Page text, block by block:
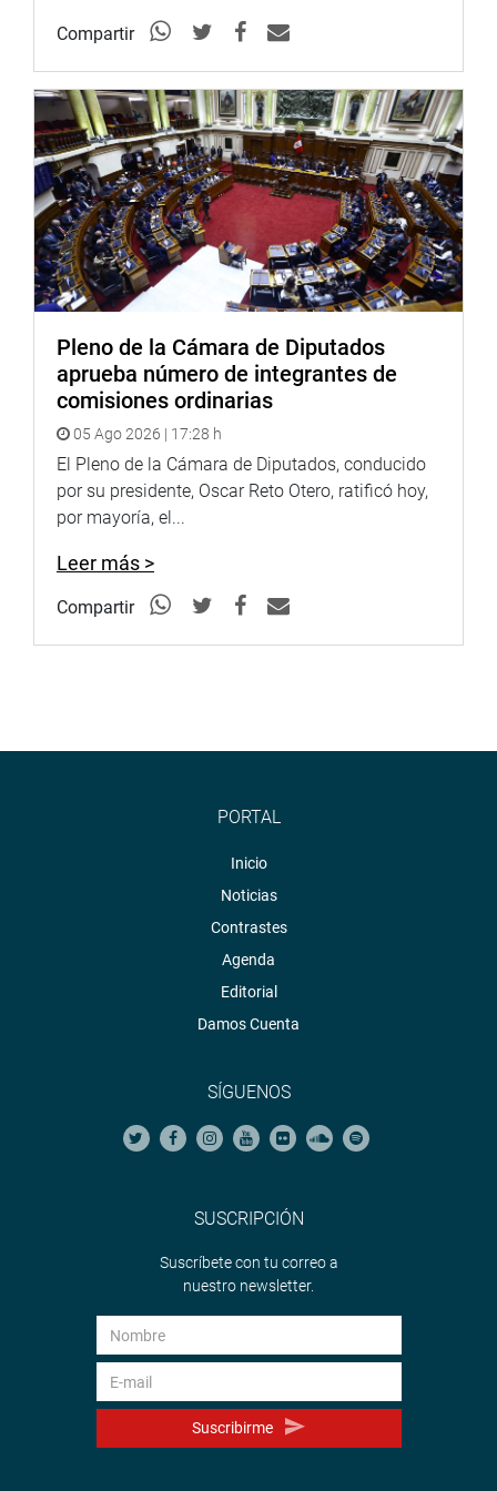
“Tía María será una realidad cuando se logre la paz social
en la Región Arequipa”, agregó.
PRENSA CONGRESO
Compartir
Pleno de la Cámara de Diputados
aprueba número de integrantes de
comisiones ordinarias
05 Ago 2026 | 17:28 h
El Pleno de la Cámara de Diputados, conducido
por su presidente, Oscar Reto Otero, ratificó hoy,
por mayoría, el...
Leer más >
Compartir
PORTAL
Inicio
Noticias
Contrastes
Agenda
Editorial
Damos Cuenta
SÍGUENOS
SUSCRIPCIÓN
Suscríbete con tu correo a
nuestro newsletter.
Suscribirme